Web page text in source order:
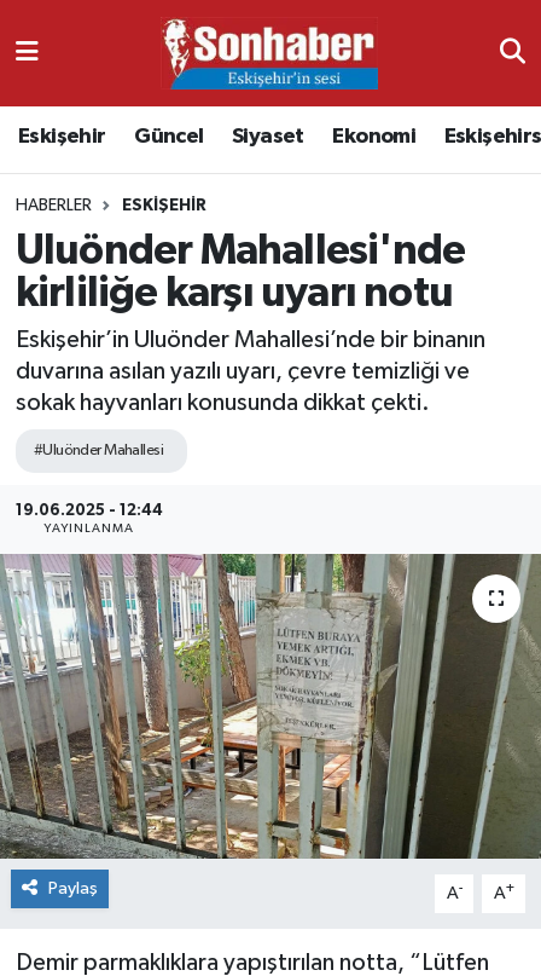
Eskişehir Güncel Siyaset Ekonomi
HABERLER ESKIŞEHIR
Uluönder Mahallesi'nde
kirliliğe karşı uyarı notu
Eskişehir’in Uluönder Mahallesi’nde bir binanın
duvarına asılan yazılı uyarı, çevre temizliği ve
sokak hayvanları konusunda dikkat çekti.
#Uluönder Mahallesi
19.06.2025 - 12:44
YAYINLANMA
Paylaş A- A+
Demir parmaklıklara yapıştırılan notta, “Lütfen
Ekonomi
Güncel
Kültür & Sanat
Magazin
Resmi İlanlar
Sağlık
Siyaset
Spor
Nöbetçi Eczaneler
Namaz Vakitleri
Trafik Durumu
Süper Lig Puan Durumu ve Fikstür
Tüm Manşetler
Son Dakika Haberleri
Haber Arşivi